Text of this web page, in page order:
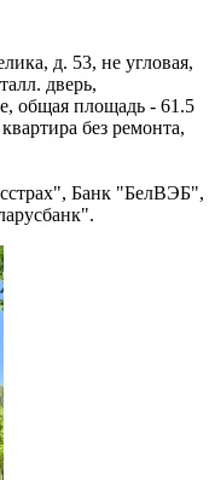
д. 53, не угловая,
дверь,
общая площадь - 61.5
без ремонта,
Банк "БелВЭБ",